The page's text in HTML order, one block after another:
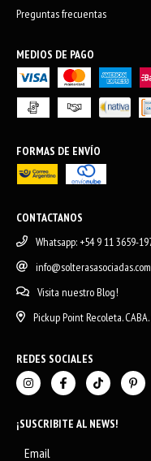
Preguntas frecuentas
MEDIOS DE PAGO
FORMAS DE ENVÍO
CONTACTANOS
Whatsapp: +54 9 11 3659-
Visita nuestro Blog!
Pickup Point Recoleta.
REDES SOCIALES
¡SUSCRIBITE AL NEWS!